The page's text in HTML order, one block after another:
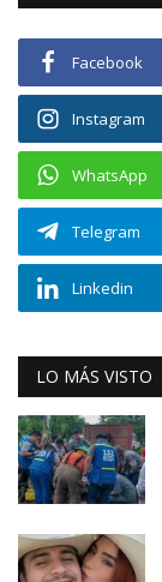
Facebook
Instagram
WhatsApp
Telegram
Linkedin
LO MÁS VISTO